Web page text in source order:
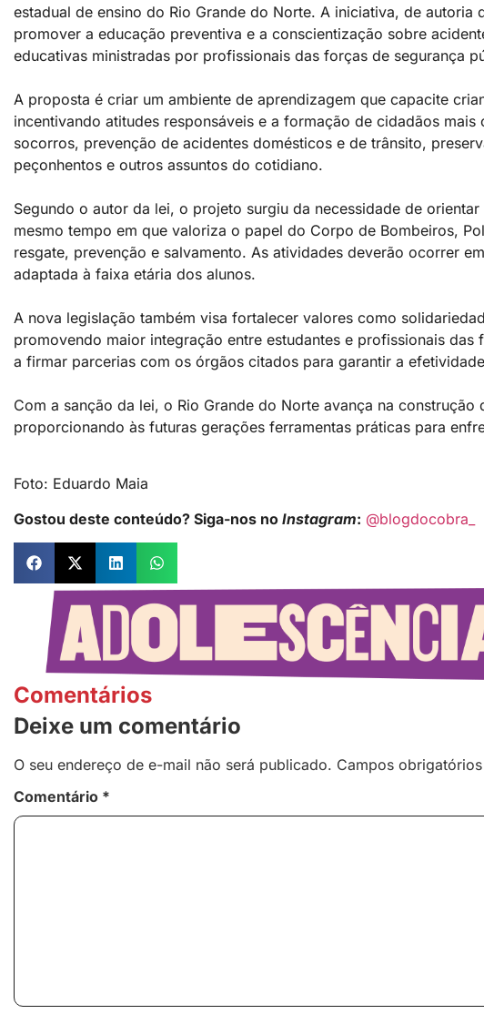
estadual de ensino do Rio Grande do Norte. A iniciativa, de
promover a educação preventiva e a conscientização sobre
educativas ministradas por profissionais das forças de segurança
A proposta é criar um ambiente de aprendizagem que capacite
incentivando atitudes responsáveis e a formação de cidadãos
socorros, prevenção de acidentes domésticos e de trânsito,
peçonhentos e outros assuntos do cotidiano.
Segundo o autor da lei, o projeto surgiu da necessidade de
mesmo tempo em que valoriza o papel do Corpo de Bombeiros,
resgate, prevenção e salvamento. As atividades deverão ocorrer
adaptada à faixa etária dos alunos.
A nova legislação também visa fortalecer valores como
promovendo maior integração entre estudantes e profissionais
a firmar parcerias com os órgãos citados para garantir a
Com a sanção da lei, o Rio Grande do Norte avança na
proporcionando às futuras gerações ferramentas práticas para
Foto: Eduardo Maia
Gostou deste conteúdo? Siga-nos no Instagram: @blogdocobra_
Comentários
Deixe um comentário
O seu endereço de e-mail não será publicado. Campos
Comentário *